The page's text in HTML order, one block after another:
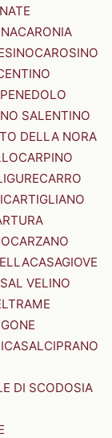
CARONIA
CAROSINO
SALENTINO
DELLA NORA
CARPINO
CARRO
CARTIGLIANO
CARZANO
CASAGIOVE
VELINO
CASALCIPRANO
DI SCODOSIA